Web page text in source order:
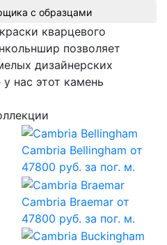
Вызвать замерщика с образцами
кварцевого
позволяет
дизайнерских
нас этот камень
Cambria Bellingham от
47800 руб. за пог. м.
Cambria Braemar от
47800 руб. за пог. м.